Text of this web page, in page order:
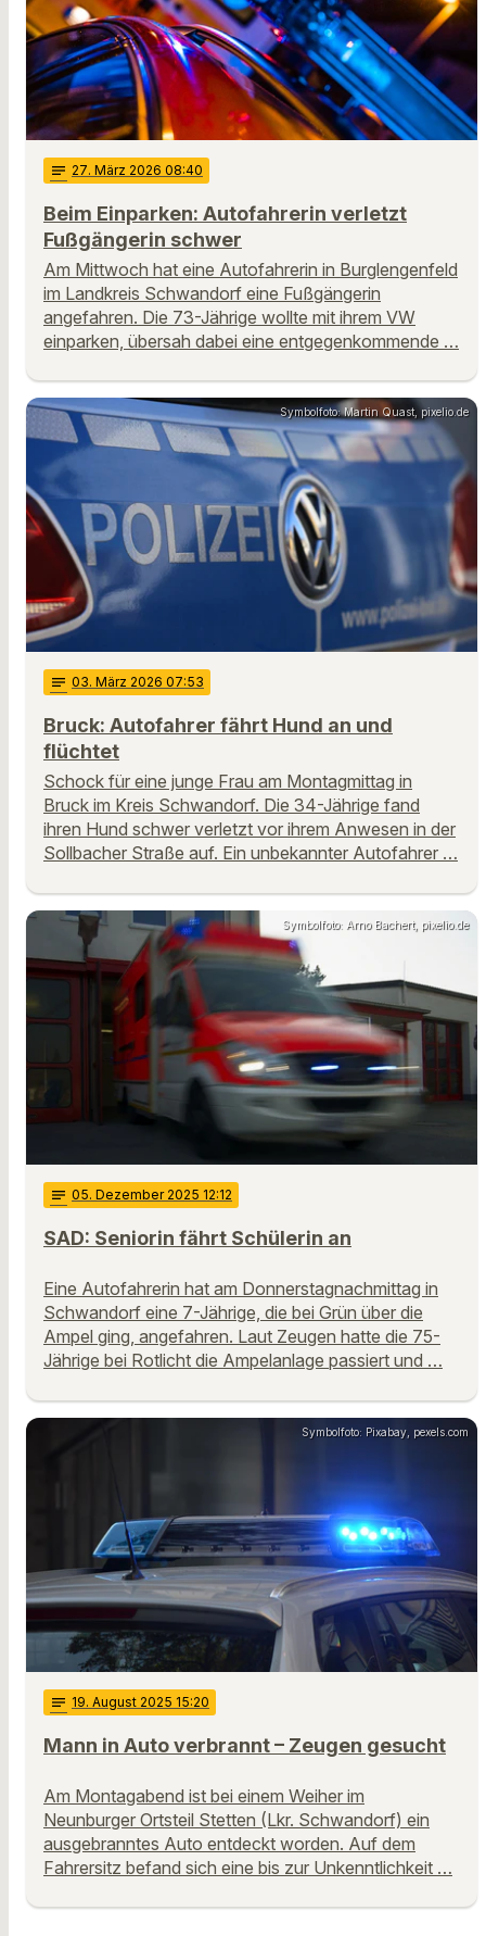
notes 27. März 2026 08:40
Beim Einparken: Autofahrerin verletzt
Fußgängerin schwer
Am Mittwoch hat eine Autofahrerin in Burglengenfeld
im Landkreis Schwandorf eine Fußgängerin
angefahren. Die 73-Jährige wollte mit ihrem VW
einparken, übersah dabei eine entgegenkommende …
Symbolfoto: Martin Quast, pixelio.de
notes 03. März 2026 07:53
Bruck: Autofahrer fährt Hund an und
flüchtet
Schock für eine junge Frau am Montagmittag in
Bruck im Kreis Schwandorf. Die 34-Jährige fand
ihren Hund schwer verletzt vor ihrem Anwesen in der
Sollbacher Straße auf. Ein unbekannter Autofahrer …
Symbolfoto: Arno Bachert, pixelio.de
notes 05. Dezember 2025 12:12
SAD: Seniorin fährt Schülerin an
Eine Autofahrerin hat am Donnerstagnachmittag in
Schwandorf eine 7-Jährige, die bei Grün über die
Ampel ging, angefahren. Laut Zeugen hatte die 75-
Jährige bei Rotlicht die Ampelanlage passiert und …
Symbolfoto: Pixabay, pexels.com
notes 19. August 2025 15:20
Mann in Auto verbrannt – Zeugen gesucht
Am Montagabend ist bei einem Weiher im
Neunburger Ortsteil Stetten (Lkr. Schwandorf) ein
ausgebranntes Auto entdeckt worden. Auf dem
Fahrersitz befand sich eine bis zur Unkenntlichkeit …